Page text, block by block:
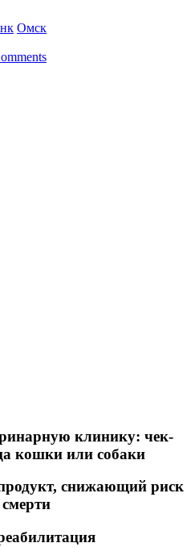
Омск
клинику: чек-
кошки или собаки
снижающий риск